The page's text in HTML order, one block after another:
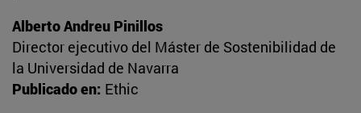
Alberto Andreu Pinillos
Director ejecutivo del Máster de Sostenibilidad de
la Universidad de Navarra
Publicado en: Ethic